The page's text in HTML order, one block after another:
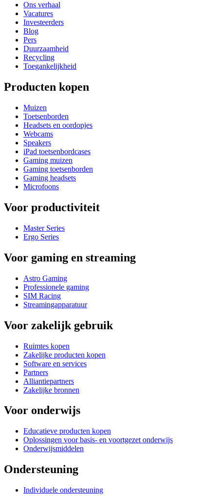
Ons verhaal
Vacatures
Investeerders
Blog
Pers
Duurzaamheid
Recycling
Toegankelijkheid
Producten kopen
Muizen
Toetsenborden
Headsets en oordopjes
Webcams
Speakers
iPad toetsenbordcases
Gaming muizen
Gaming toetsenborden
Gaming headsets
Microfoons
Voor productiviteit
Master Series
Ergo Series
Voor gaming en streaming
Astro Gaming
Professionele gaming
SIM Racing
Streamingapparatuur
Voor zakelijk gebruik
Ruimtes kopen
Zakelijke producten kopen
Software en services
Partners
Alliantiepartners
Zakelijke bronnen
Voor onderwijs
Educatieve producten kopen
Oplossingen voor basis- en voortgezet onderwijs
Onderwijsmiddelen
Ondersteuning
Individuele ondersteuning